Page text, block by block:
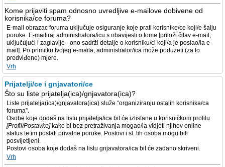
Kome prijaviti spam odnosno uvredljive e-mailove dobivene od
korisnika/ce foruma?
E-mail obrazac foruma uključuje osiguranje koje prati korisnike/ce koji/e šalju
poruke. E-mailiraj administratora/icu s obavijesti o tome [priloži čitav e-mail,
uključujući i zaglavlje - ono sadrži detalje o korisniku/ci koji/a je poslao/la e-
mail]. Po primitku tvojeg e-maila, administrator/ica može poduzeti (za to
predviđene) mjere.
Vrh
Prijatelji/ce i gnjavatori/ce
Što su liste prijatelja(ica)/gnjavatora(ica)?
Liste prijatelja(ica)/gnjavatora(ica) služe “organiziranju ostalih korisnika/ca
foruma”.
Osobe koje dodaš na listu prijatelja/ica bit će izlistane u korisničkom profilu
[Profil/Postavke]kako bi bez pretraživanja mogao/la vidjeti njihov online
status te im poslati privatne poruke. Postovi i sl. tih osoba mogu biti
posvijetljeni.
Postovi osoba koje dodaš na listu gnjavatora/ica bit će zadano skriveni.
Vrh